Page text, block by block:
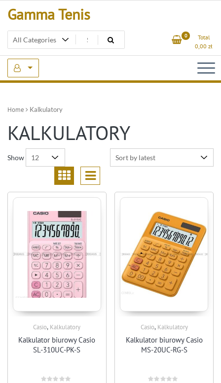
Gamma Tenis
0
Total
0,00 zł
Home Kalkulatory
KALKULATORY
Show
Casio, Kalkulatory
Kalkulator biurowy Casio
SL-310UC-PK-S
Casio, Kalkulatory
Kalkulator biurowy Casio
MS-20UC-RG-S